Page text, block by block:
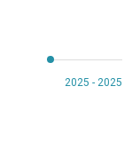
2025 - 2025